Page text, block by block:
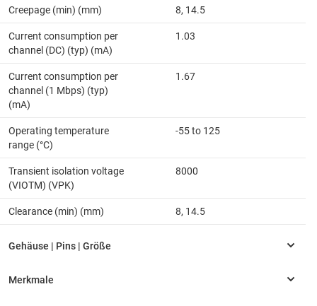
Creepage (min) (mm) 8, 14.5
Current consumption per
channel (DC) (typ) (mA)
1.03
Current consumption per
channel (1 Mbps) (typ)
(mA)
1.67
Operating temperature
range (°C)
-55 to 125
Transient isolation voltage
(VIOTM) (VPK)
8000
Clearance (min) (mm) 8, 14.5